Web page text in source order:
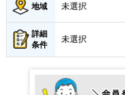
地域 未選択
詳細
条件
未選択